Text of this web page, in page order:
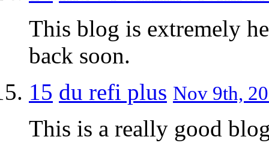
This blog is extremely
back soon.
15 du refi plus Nov 9th,
This is a really good